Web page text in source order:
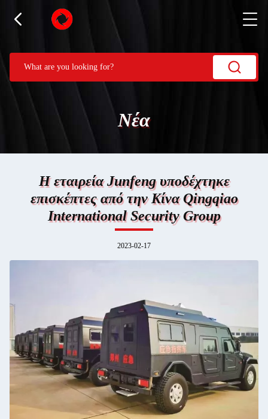
Νέα
Η εταιρεία Junfeng υποδέχτηκε
επισκέπτες από την Κίνα Qingqiao
International Security Group
2023-02-17